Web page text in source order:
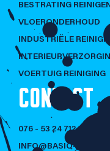
BESTRATING
VLOERONDERHOUD
INDUSTRIËLE
VOERTUIG REINIGING
CONTACT
076 - 53 24 712
INFO@BASIQ-